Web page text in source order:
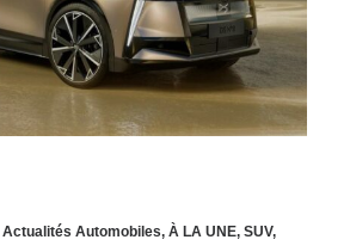
Actualités Automobiles, À LA UNE, SUV,